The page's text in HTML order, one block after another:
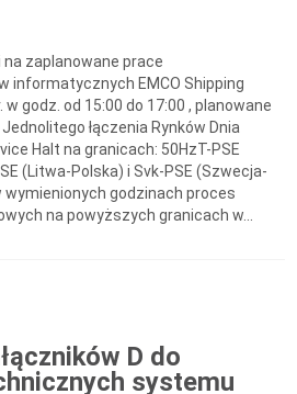
zaplanowane prace
informatycznych EMCO Shipping
w godz. od 15:00 do 17:00 , planowane
łączenia Rynków Dnia
Halt na granicach: 50HzT-PSE
(Litwa-Polska) i Svk-PSE (Szwecja-
wymienionych godzinach proces
na powyższych granicach w...
D do
systemu